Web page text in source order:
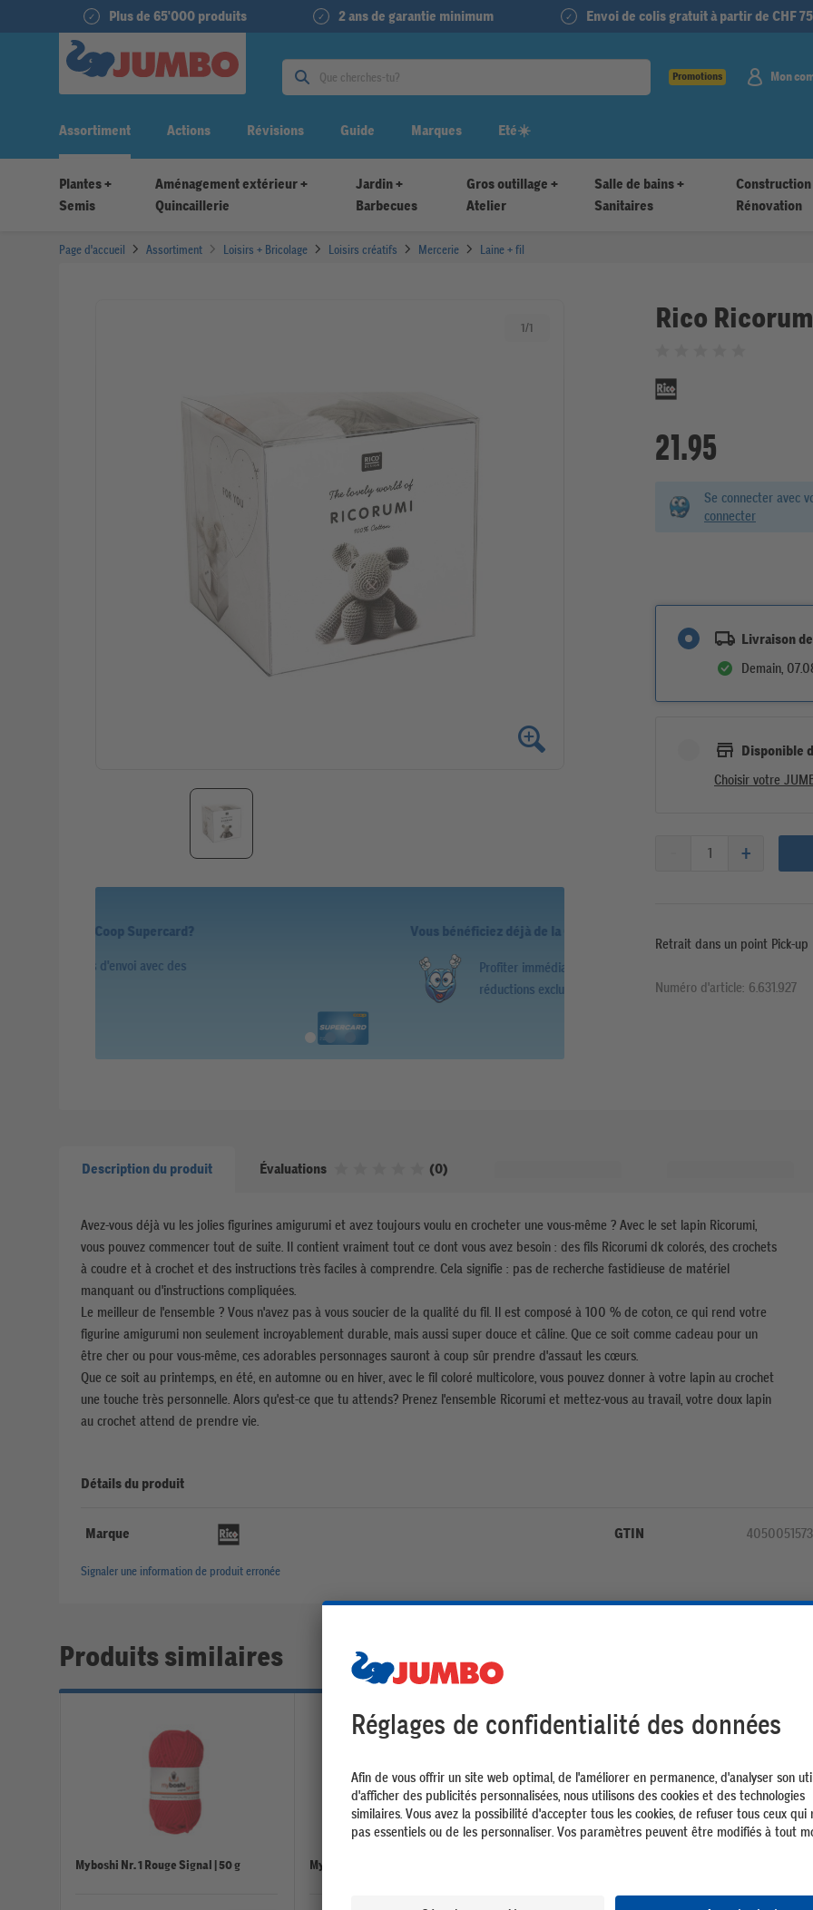
Plus de 65'000 produits 2 ans de garantie minimum Envoi de colis gratuit à partir de CHF
Promotions Mon
Assortiment
Plantes +
Semis
Aménagement extérieur +
Quincaillerie
Jardin +
Barbecues
Gros outillage +
Atelier
Salle de bains +
Sanitaires
Construction
Rénovation
Actions Révisions Guide Marques Eté☀️
Page d'accueil Assortiment Loisirs + Bricolage Loisirs créatifs Mercerie Laine + fil
1/1 Rico
21.95
Se connecter avec
connecter
Livraison
Demain,
Disponible
Choisir votre
Retrait dans un point Pick-up
Numéro d'article: 6.631.927
Vous bénéficiez déjà de la Coop Supercard?
Description du produit Évaluations Noté 0 sur 5 étoiles
(0)
Avez-vous déjà vu les jolies figurines amigurumi et avez toujours voulu en crocheter une vous-même ? Avec le set lapin Ricorumi,
vous pouvez commencer tout de suite. Il contient vraiment tout ce dont vous avez besoin : des fils Ricorumi dk colorés, des crochets
à coudre et à crochet et des instructions très faciles à comprendre. Cela signifie : pas de recherche fastidieuse de matériel
manquant ou d'instructions compliquées.
Le meilleur de l'ensemble ? Vous n'avez pas à vous soucier de la qualité du fil. Il est composé à 100 % de coton, ce qui rend votre
figurine amigurumi non seulement incroyablement durable, mais aussi super douce et câline. Que ce soit comme cadeau pour un
être cher ou pour vous-même, ces adorables personnages sauront à coup sûr prendre d'assaut les cœurs.
Que ce soit au printemps, en été, en automne ou en hiver, avec le fil coloré multicolore, vous pouvez donner à votre lapin au crochet
une touche très personnelle. Alors qu'est-ce que tu attends? Prenez l'ensemble Ricorumi et mettez-vous au travail, votre doux lapin
au crochet attend de prendre vie.
Détails du produit
Marque GTIN
Signaler une information de produit erronée
Produits similaires
Myboshi Nr. 1 Rouge Signal | 50 g Myboshi Nr. 1 Noir | 50 g